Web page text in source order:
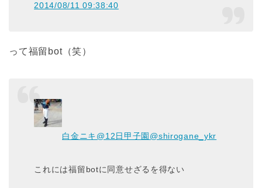
2014/08/11 09:38:40
って福留bot（笑）
白金ニキ@12日甲子園 @shirogane_ykr
これには福留botに同意せざるを得ない